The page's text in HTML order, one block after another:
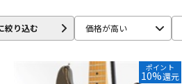
絞り込む 価格が高い
ポイント
10%還元